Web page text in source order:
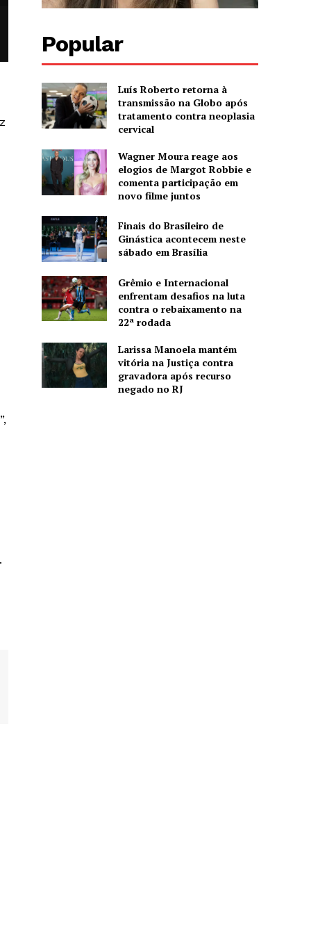
Popular
Luís Roberto retorna à
transmissão na Globo após
tratamento contra neoplasia
cervical
Wagner Moura reage aos
elogios de Margot Robbie e
comenta participação em
novo filme juntos
Finais do Brasileiro de
Ginástica acontecem neste
sábado em Brasília
Grêmio e Internacional
enfrentam desafios na luta
contra o rebaixamento na
22ª rodada
Larissa Manoela mantém
vitória na Justiça contra
gravadora após recurso
negado no RJ